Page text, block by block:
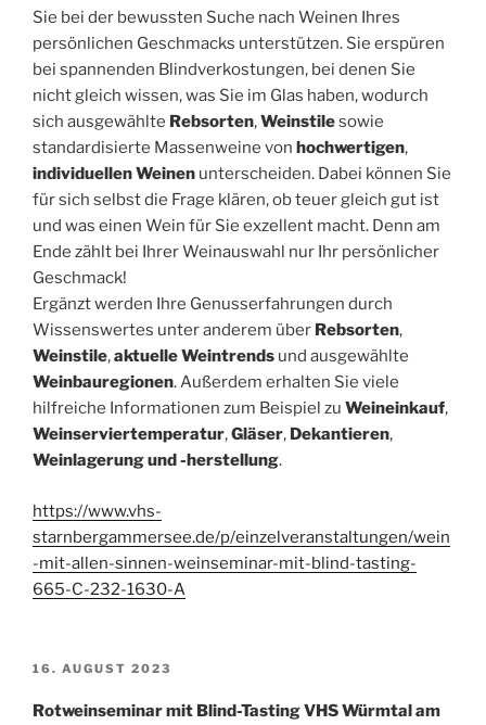
Sie bei der bewussten Suche nach Weinen Ihres
persönlichen Geschmacks unterstützen. Sie erspüren
bei spannenden Blindverkostungen, bei denen Sie
nicht gleich wissen, was Sie im Glas haben, wodurch
sich ausgewählte Rebsorten,Weinstilesowie
standardisierte Massenweine von hochwertigen,
individuellen Weinen unterscheiden. Dabei können Sie
für sich selbst die Frage klären, ob teuer gleich gut ist
und was einen Wein für Sie exzellent macht. Denn am
Ende zählt bei Ihrer Weinauswahl nur Ihr persönlicher
Geschmack!
Ergänzt werden Ihre Genusserfahrungen durch
Wissenswertes unter anderem über Rebsorten,
Weinstile,aktuelle Weintrends und ausgewählte
Weinbauregionen. Außerdem erhalten Sie viele
hilfreiche Informationen zum Beispiel zu Weineinkauf,
Weinserviertemperatur,Gläser, Dekantieren,
Weinlagerung und -herstellung.
https://www.vhs-
starnbergammersee.de/p/einzelveranstaltungen/wein
-mit-allen-sinnen-weinseminar-mit-blind-tasting-
665-C-232-1630-A
VERÖFFENTLICHT
16. AUGUST 2023
Rotweinseminar mit Blind-Tasting VHS Würmtal am